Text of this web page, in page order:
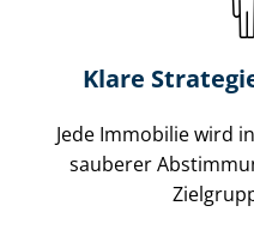
Klare
Jede Immobilie wird
sauberer